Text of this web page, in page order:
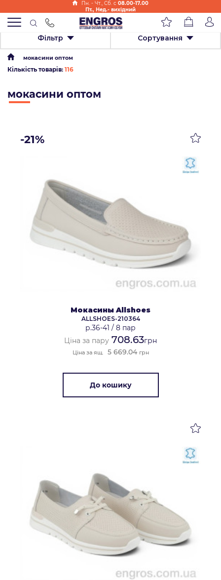
Пн. - Чт., Cб. с 08.00-17.00
Пт., Нед.- вихідний
Фільтр Сортування
мокасини оптом
Кількість товарів: 116
мокасини оптом
-21%
Мокасины Allshoes
ALLSHOES-210364
р.36-41 / 8 пар
Ціна за пару 708.63грн
Ціна за ящ. 5 669.04 грн
До кошику